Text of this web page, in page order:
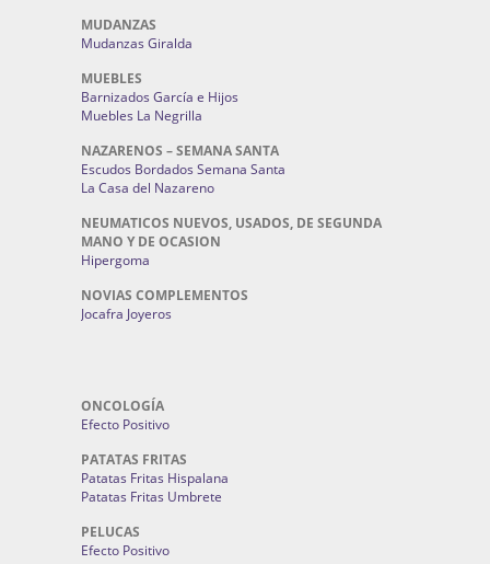
MUDANZAS
Mudanzas Giralda
MUEBLES
Barnizados García e Hijos
Muebles La Negrilla
NAZARENOS – SEMANA SANTA
Escudos Bordados Semana Santa
La Casa del Nazareno
NEUMATICOS NUEVOS, USADOS, DE SEGUNDA
MANO Y DE OCASION
Hipergoma
NOVIAS COMPLEMENTOS
Jocafra Joyeros
ONCOLOGÍA
Efecto Positivo
PATATAS FRITAS
Patatas Fritas Hispalana
Patatas Fritas Umbrete
PELUCAS
Efecto Positivo